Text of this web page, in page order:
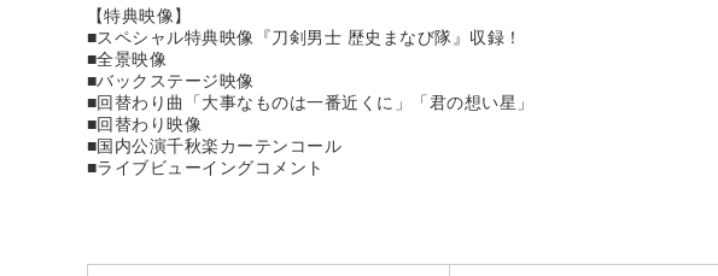
【特典映像】
■スペシャル特典映像『刀剣男士 歴史まなび隊』収録！
■全景映像
■バックステージ映像
■回替わり曲「大事なものは一番近くに」「君の想い星」
■回替わり映像
■国内公演千秋楽カーテンコール
■ライブビューイングコメント